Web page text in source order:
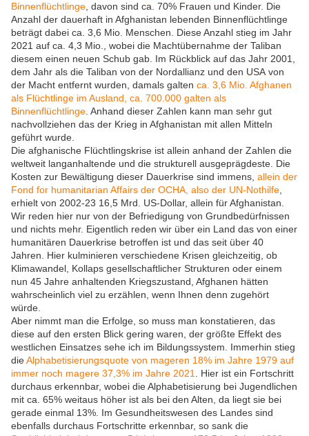
Binnenflüchtlinge , davon sind ca. 70% Frauen und Kinder. Die
Anzahl der dauerhaft in Afghanistan lebenden Binnenflüchtlinge
beträgt dabei ca. 3,6 Mio. Menschen. Diese Anzahl stieg im Jahr
2021 auf ca. 4,3 Mio., wobei die Machtübernahme der Taliban
diesem einen neuen Schub gab. Im Rückblick auf das Jahr 2001,
dem Jahr als die Taliban von der Nordallianz und den USA von
der Macht entfernt wurden, damals galten ca. 3,6 Mio. Afghanen
als Flüchtlinge im Ausland, ca. 700.000 galten als
Binnenflüchtlinge . Anhand dieser Zahlen kann man sehr gut
nachvollziehen das der Krieg in Afghanistan mit allen Mitteln
geführt wurde.
Die afghanische Flüchtlingskrise ist allein anhand der Zahlen die
weltweit langanhaltende und die strukturell ausgeprägdeste. Die
Kosten zur Bewältigung dieser Dauerkrise sind immens, allein der
Fond for humanitarian Affairs der OCHA, also der UN-Nothilfe
erhielt von 2002-23 16,5 Mrd. US-Dollar, allein für Afghanistan.
Wir reden hier nur von der Befriedigung von Grundbedürfnissen
und nichts mehr. Eigentlich reden wir über ein Land das von einer
humanitären Dauerkrise betroffen ist und das seit über 40
Jahren. Hier kulminieren verschiedene Krisen gleichzeitig, ob
Klimawandel, Kollaps gesellschaftlicher Strukturen oder einem
nun 45 Jahre anhaltenden Kriegszustand, Afghanen hätten
wahrscheinlich viel zu erzählen, wenn Ihnen denn zugehört
würde.
Aber nimmt man die Erfolge, so muss man konstatieren, das
diese auf den ersten Blick gering waren, der größte Effekt des
westlichen Einsatzes sehe ich im Bildungssystem. Immerhin stieg
dieAlphabetisierungsquote von mageren 18% im Jahre 1979 auf
immer noch magere 37,3% im Jahre 2021
. Hier ist ein Fortschritt
durchaus erkennbar, wobei die Alphabetisierung bei Jugendlichen
mit ca. 65% weitaus höher ist als bei den Alten, da liegt sie bei
gerade einmal 13%. Im Gesundheitswesen des Landes sind
ebenfalls durchaus Fortschritte erkennbar, so sank die